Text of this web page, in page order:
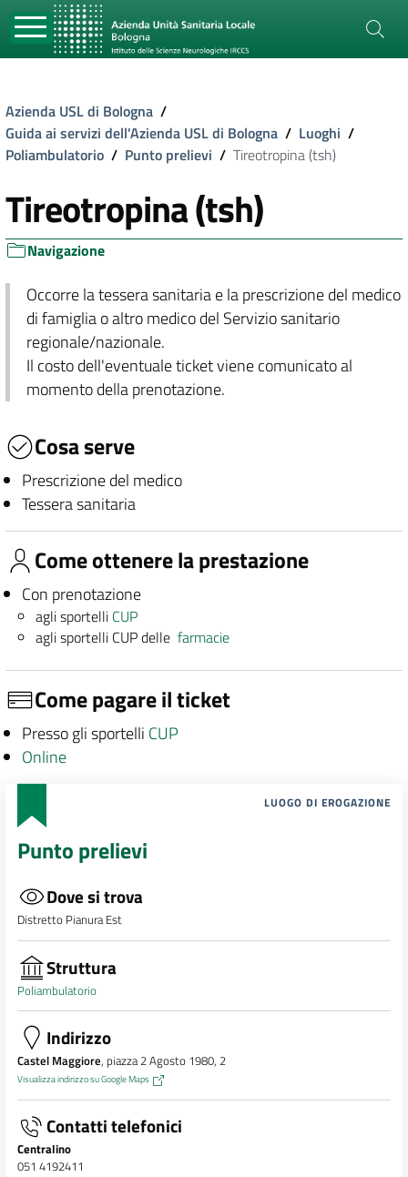
Azienda USL di Bologna /
Guida ai servizi dell'Azienda USL di Bologna / Luoghi /
Poliambulatorio / Punto prelievi / Tireotropina (tsh)
Tireotropina (tsh)
Navigazione
Occorre la tessera sanitaria e la prescrizione del medico
di famiglia o altro medico del Servizio sanitario
regionale/nazionale.
Il costo dell'eventuale ticket viene comunicato al
momento della prenotazione.
Cosa serve
Prescrizione del medico
Tessera sanitaria
Come ottenere la prestazione
Con prenotazione
agli sportelli CUP
agli sportelli CUP dellefarmacie
Come pagare il ticket
Presso gli sportelli CUP
Online
LUOGO DI EROGAZIONE
Punto prelievi
Dove si trova
Distretto Pianura Est
Struttura
Poliambulatorio
Indirizzo
Castel Maggiore, piazza 2 Agosto 1980, 2
Visualizza indirizzo su Google Maps
Contatti telefonici
Centralino
051 4192411